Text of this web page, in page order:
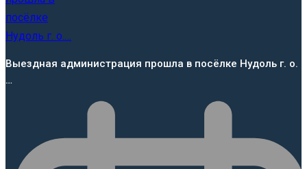
Выездная администрация прошла в посёлке Нудоль г. о.
…